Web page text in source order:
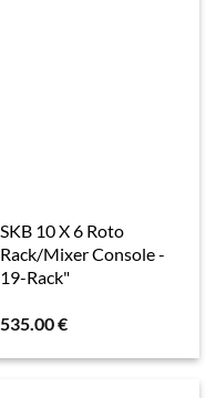
SKB 10 X 6 Roto
Rack/Mixer Console -
19-Rack"
535.00€